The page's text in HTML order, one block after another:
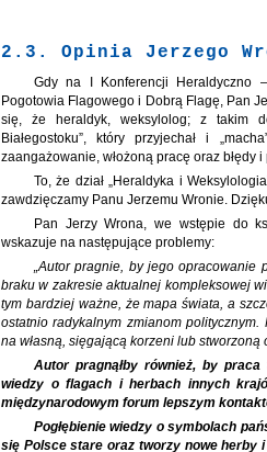
2.3. Opinia Jerzego
Gdy na I Konferencji Heraldyczno
Pogotowia Flagowego i Dobrą Flagę, Pan
się, że heraldyk, weksylolog; z takim
Białegostoku”, który przyjechał i
zaangażowanie, włożoną pracę oraz błędy
To, że dział „Heraldyka i
zawdzięczamy Panu Jerzemu Wronie.
Pan Jerzy Wrona, we wstępie do
wskazuje na następujące problemy:
„Autor pragnie, by jego opracowanie
braku w zakresie aktualnej kompleksowej
tym bardziej ważne, że mapa świata, a
ostatnio radykalnym zmianom
na własną, sięgającą korzeni lub
Autor pragnąłby również, by
wiedzy o flagach i herbach innych
międzynarodowym forum lepszym
Pogłębienie wiedzy o symbolach
się Polsce stare oraz tworzy nowe herby